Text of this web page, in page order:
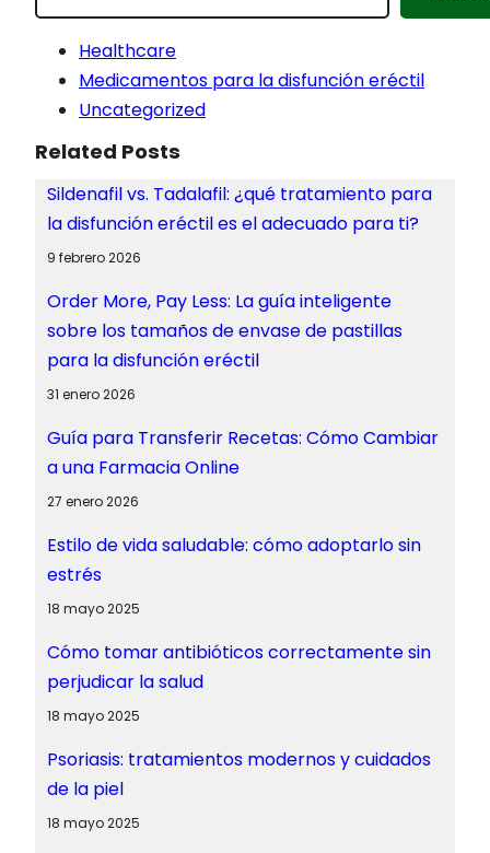
Healthcare
Medicamentos para la disfunción eréctil
Uncategorized
Related Posts
Sildenafil vs. Tadalafil: ¿qué tratamiento para
la disfunción eréctil es el adecuado para ti?
9 febrero 2026
Order More, Pay Less: La guía inteligente
sobre los tamaños de envase de pastillas
para la disfunción eréctil
31 enero 2026
Guía para Transferir Recetas: Cómo Cambiar
a una Farmacia Online
27 enero 2026
Estilo de vida saludable: cómo adoptarlo sin
estrés
18 mayo 2025
Cómo tomar antibióticos correctamente sin
perjudicar la salud
18 mayo 2025
Psoriasis: tratamientos modernos y cuidados
de la piel
18 mayo 2025